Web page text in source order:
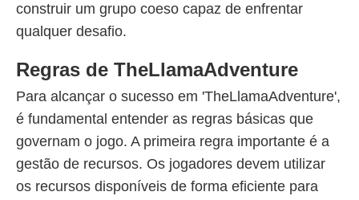
construir um grupo coeso capaz de enfrentar
qualquer desafio.
Regras de TheLlamaAdventure
Para alcançar o sucesso em 'TheLlamaAdventure',
é fundamental entender as regras básicas que
governam o jogo. A primeira regra importante é a
gestão de recursos. Os jogadores devem utilizar
os recursos disponíveis de forma eficiente para